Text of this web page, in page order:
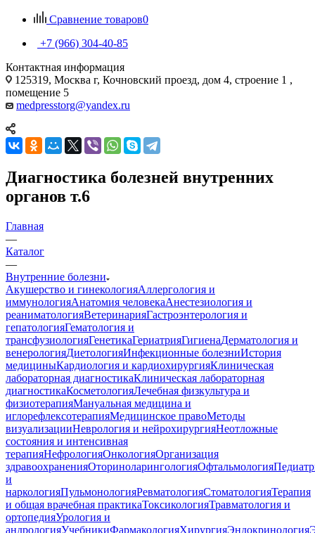
Сравнение товаров0
+7 (966) 304-40-85
Контактная информация
125319, Москва г, Кочновский проезд, дом 4, строение 1 ,
помещение 5
medpresstorg@yandex.ru
Диагностика болезней внутренних
органов т.6
Главная
—
Каталог
—
Внутренние болезни
Акушерство и гинекологияАллергология и
иммунологияАнатомия человекаАнестезиология и
реаниматологияВетеринарияГастроэнтерология и
гепатологияГематология и
трансфузиологияГенетикаГериатрияГигиенаДерматология и
венерологияДиетологияИнфекционные болезниИстория
медициныКардиология и кардиохирургияКлиническая
лабораторная диагностикаКлиническая лабораторная
диагностикаКосметологияЛечебная физкультура и
физиотерапияМануальная медицина и
иглорефлексотерапияМедицинское правоМетоды
визуализацииНеврология и нейрохирургияНеотложные
состояния и интенсивная
терапияНефрологияОнкологияОрганизация
здравоохраненияОториноларингологияОфтальмология
и
наркологияПульмонологияРевматологияСтоматологияТерапия
и общая врачебная практикаТоксикологияТравматология и
ортопедияУрология и
андрологияУчебникиФармакологияХирургияЭндокринология